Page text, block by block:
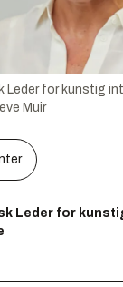
Leder for kunstig
Muir
Leder for